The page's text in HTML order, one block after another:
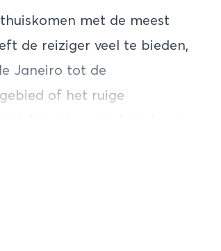
met de meest
de reiziger veel te bieden,
Janeiro tot de
of het ruige
aan.En overal waar je
ontdekken. Ook al staat